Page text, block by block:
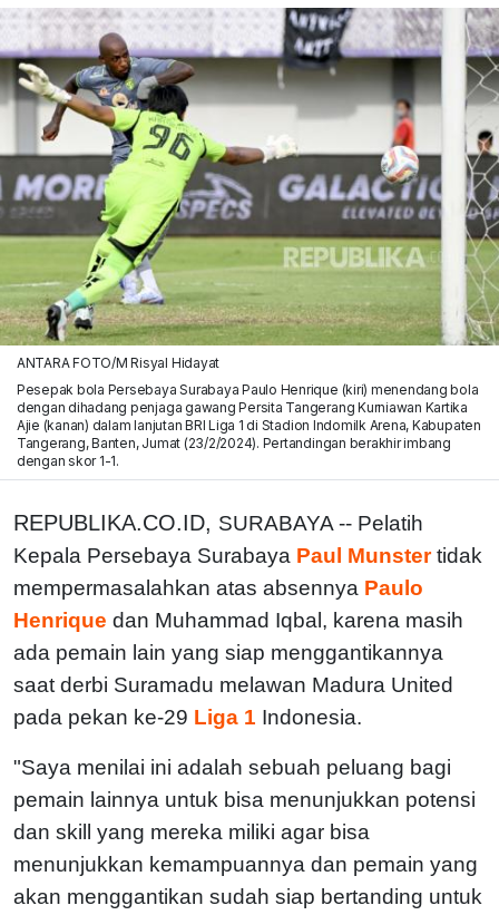
ANTARA FOTO/M Risyal Hidayat
Pesepak bola Persebaya Surabaya Paulo Henrique (kiri) menendang bola
dengan dihadang penjaga gawang Persita Tangerang Kurniawan Kartika
Ajie (kanan) dalam lanjutan BRI Liga 1 di Stadion Indomilk Arena, Kabupaten
Tangerang, Banten, Jumat (23/2/2024). Pertandingan berakhir imbang
dengan skor 1-1.
REPUBLIKA.CO.ID, SURABAYA -- Pelatih
Kepala Persebaya Surabaya Paul Munstertidak
mempermasalahkan atas absennya Paulo
Henrique dan Muhammad Iqbal, karena masih
ada pemain lain yang siap menggantikannya
saat derbi Suramadu melawan Madura United
pada pekan ke-29 Liga 1 Indonesia.
"Saya menilai ini adalah sebuah peluang bagi
pemain lainnya untuk bisa menunjukkan potensi
dan skill yang mereka miliki agar bisa
menunjukkan kemampuannya dan pemain yang
akan menggantikan sudah siap bertanding untuk